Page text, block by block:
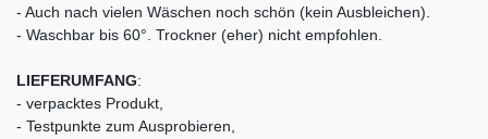
- Auch nach vielen Wäschen noch schön (kein Ausbleichen).
- Waschbar bis 60°. Trockner (eher) nicht empfohlen.
LIEFERUMFANG:
- verpacktes Produkt,
- Testpunkte zum Ausprobieren,